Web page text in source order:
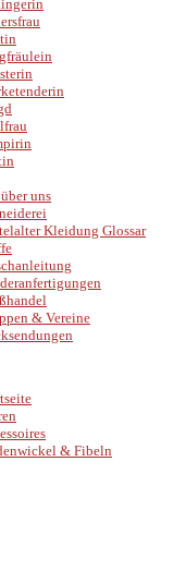
uns
Kleidung Glossar
& Vereine
& Fibeln